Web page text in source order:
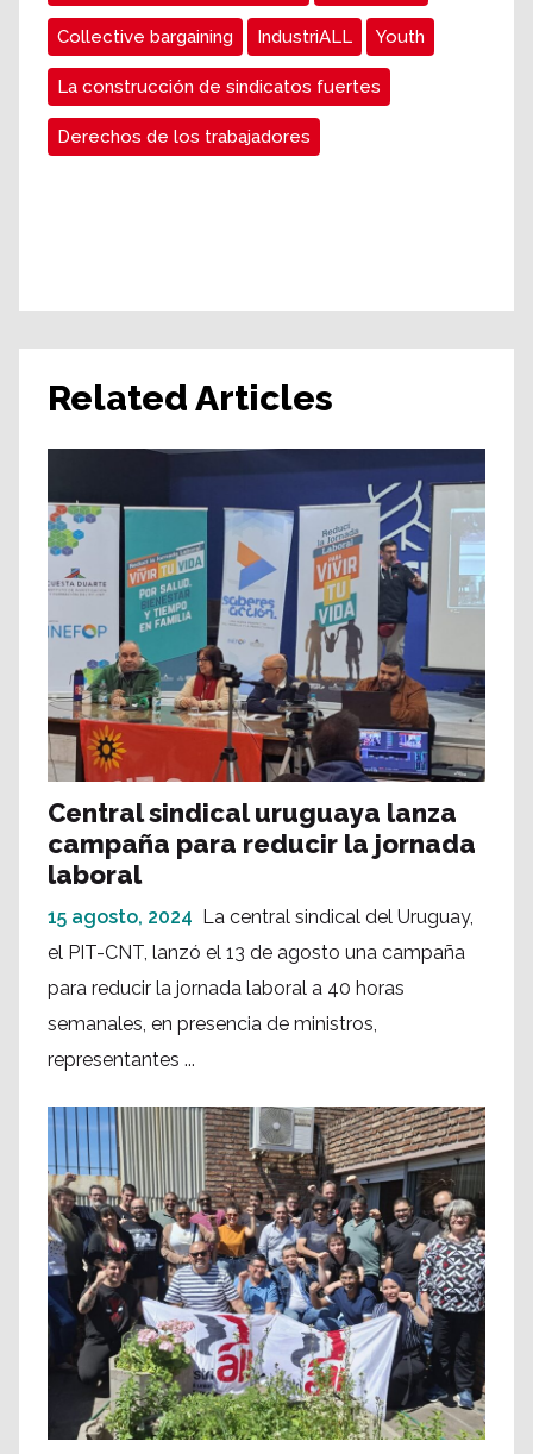
Collective bargaining IndustriALL Youth
La construcción de sindicatos fuertes
Derechos de los trabajadores
Related Articles
Central sindical uruguaya lanza
campaña para reducir la jornada
laboral
15 agosto, 2024
La central sindical del Uruguay,
el PIT-CNT, lanzó el 13 de agosto una campaña
para reducir la jornada laboral a 40 horas
semanales, en presencia de ministros,
representantes ...